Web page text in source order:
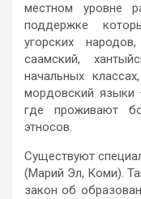
местном уровне
поддержке
угорских
саамский,
начальных
мордовский языки
где проживают
этносов.
Существуют
(Марий Эл, Коми).
закон об